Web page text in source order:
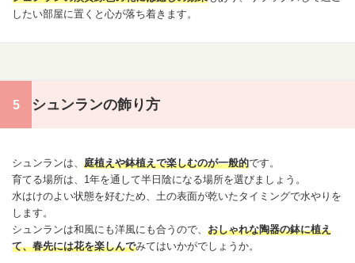
したい部屋に置くと心が落ち着きます。
シュンランの飾り方
シュンランは、 庭植えや鉢植えで楽しむのが一般的です。
育てる場所は、1年を通して半日陰になる場所を選びましょう。
水はけのよい状態を好むため、土の表面が乾いたタイミングで水やりを
します。
シュンランは和風にも洋風にも合うので、 おしゃれな陶器の鉢に植え
て、春先には花を楽しんでみてはいかがでしょうか。